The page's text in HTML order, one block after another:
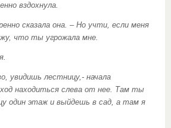
вздохнула.
сказала она. – Но учти, если меня
что ты угрожала мне.
увидишь лестницу,- начала
находиться слева от нее. Там ты
один этаж и выйдешь в сад, а там я